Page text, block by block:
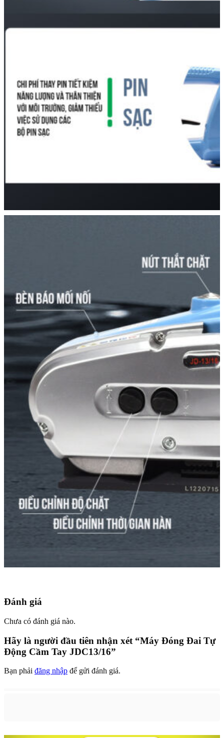
Đánh giá
Chưa có đánh giá nào.
Hãy là người đầu tiên nhận xét “Máy Đóng Đai Tự
Động Cầm Tay JDC13/16”
Bạn phải đăng nhập để gửi đánh giá.